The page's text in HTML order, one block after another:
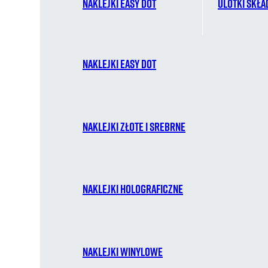
Naklejki easy dot Ulotki
Naklejki easy dot
Naklejki złote i srebrne
Naklejki holograficzne
Naklejki winylowe